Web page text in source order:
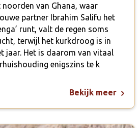
noorden van Ghana, waar
partner Ibrahim Salifu het
runt, valt de regen soms
terwijl het kurkdroog is in
jaar. Het is daarom van vitaal
enigszins te k
Bekijk meer